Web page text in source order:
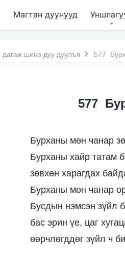
Магтан дуунууд
дагаж шинэ дуу дуулъя 577
577
Бурханы мөн чанар
Бурханы хайр татам
зөвхөн харагдах
Бурханы мөн чанар
Бусдын нэмсэн зүйл
бас эрин үе, цаг
өөрчлөгддөг зүйл ч